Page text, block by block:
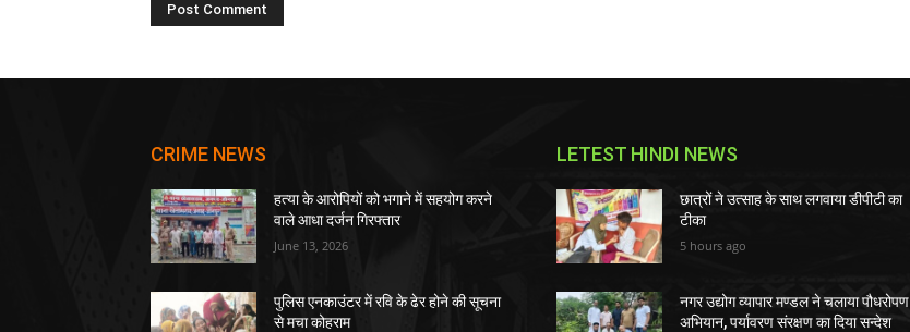
CRIME NEWS
हत्या के आरोपियों को भगाने में सहयोग करने
वाले आधा दर्जन गिरफ्तार
June 13, 2026
पुलिस एनकाउंटर में रवि के ढेर होने की सूचना
से मचा कोहराम
LETEST HINDI NEWS
छात्रों ने उत्साह के साथ लगवाया डीपीटी का
टीका
5 hours ago
नगर उद्योग व्यापार मण्डल ने चलाया पौधरोपण
अभियान, पर्यावरण संरक्षण का दिया सन्देश